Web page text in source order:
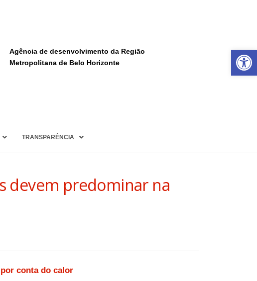
Agência de desenvolvimento da Região
Metropolitana de Belo Horizonte
TRANSPARÊNCIA
devem predominar na
conta do calor